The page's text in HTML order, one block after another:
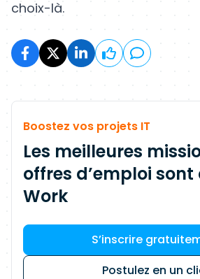
choix-là.
Boostez vos projets IT
Les meilleures
offres d’emploi sont
Work
S’inscrire
Postulez en un